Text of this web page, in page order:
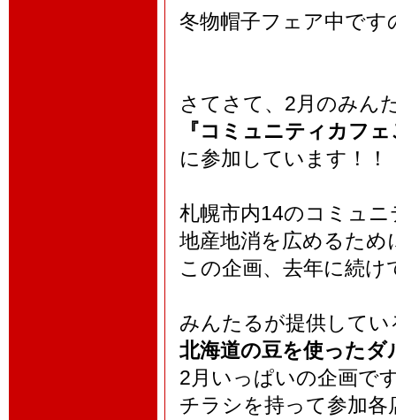
冬物帽子フェア中で
さてさて、2月のみん
『コミュニティカフ
に参加しています！！
札幌市内14のコミュ
地産地消を広めるため
この企画、去年に続
みんたるが提供してい
北海道の豆を使った
2月いっぱいの企画で
チラシを持って参加